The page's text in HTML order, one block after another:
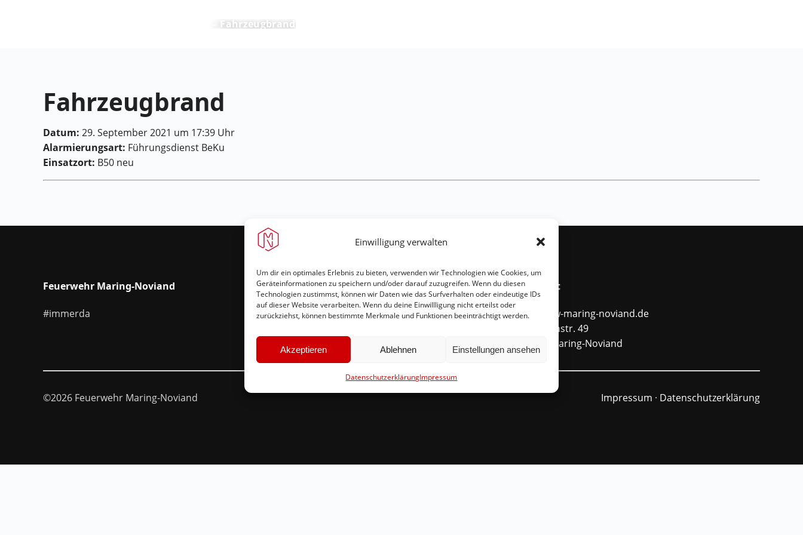
Einwilligung verwalten
Um dir ein optimales Erlebnis zu bieten, verwenden wir Technologien wie Cookies, um
Geräteinformationen zu speichern und/oder darauf zuzugreifen. Wenn du diesen
Technologien zustimmst, können wir Daten wie das Surfverhalten oder eindeutige IDs
auf dieser Website verarbeiten. Wenn du deine Einwillligung nicht erteilst oder
zurückziehst, können bestimmte Merkmale und Funktionen beeinträchtigt werden.
Akzeptieren Ablehnen Einstellungen ansehen
DatenschutzerklärungImpressum
Fahrzeugbrand
Fahrzeugbrand
Datum: 29. September 2021 um 17:39 Uhr
Alarmierungsart: Führungsdienst BeKu
Einsatzort: B50 neu
Feuerwehr Maring-Noviand
#immerda
Schnellinks
Instagram
Mitglied werden
Kontakt
info@ffw-maring-noviand.de
Brunnenstr. 49
54484 Maring-Noviand
©2026 Feuerwehr Maring-Noviand Impressum · Datenschutzerklärung